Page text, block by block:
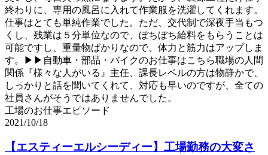
終わりに、専用の風呂に入れて作業服を洗濯してくれます。
仕事はとても単純作業でした。ただ、交代制で深夜手当もつ
くし、残業は５分単位なので、ぼちぼち給料をもらうことは
可能ですし、重量物ばかりなので、体力と筋力はアップしま
す。▶▶自動車・部品・バイクのお仕事はこちら職場の人間
関係『様々な人がいる』主任、課長レベルの方は物静かで、
しっかりと話を聞いてくれて、対応も早いのですが、全ての
社員さんがそうではありませんでした。
工場のお仕事エピソード
2021/10/18
【エスティーエルシーディー】工場勤務の大変さ